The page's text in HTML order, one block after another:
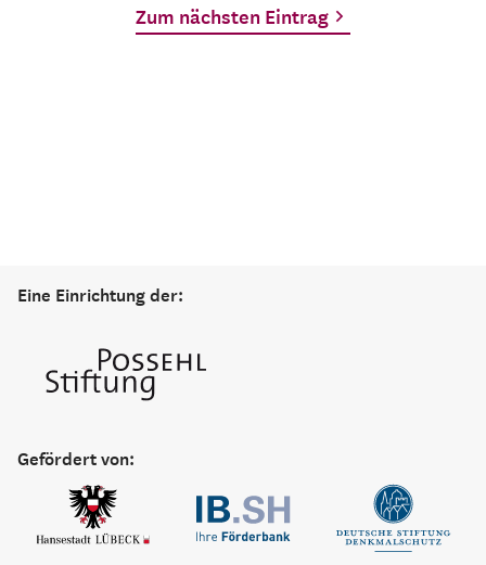
Zum nächsten Eintrag
Eine Einrichtung der:
Gefördert von: